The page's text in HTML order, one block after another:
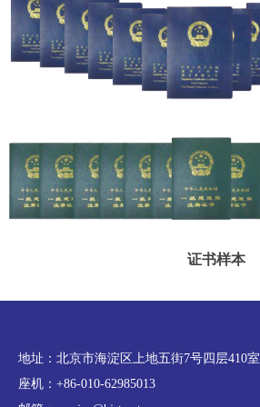
证书样本
地址：北京市海淀区上地五街7号四层410室
座机：+86-010-62985013